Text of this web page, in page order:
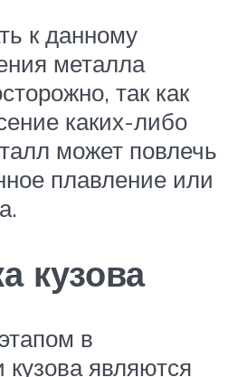
к данному
металла
так как
каких-либо
может повлечь
плавление или
кузова
в
кузова являются